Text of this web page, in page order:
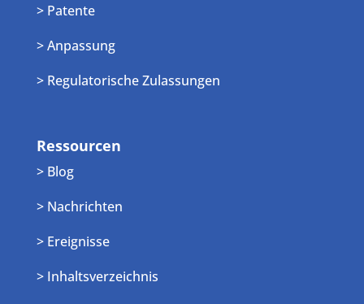
> Patente
> Anpassung
> Regulatorische Zulassungen
Ressourcen
> Blog
> Nachrichten
> Ereignisse
> Inhaltsverzeichnis